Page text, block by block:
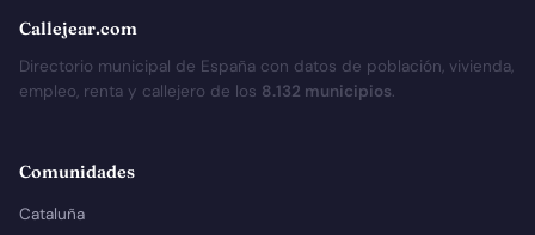
Callejear.com
Directorio municipal de España con datos de población, vivienda,
empleo, renta y callejero de los 8.132 municipios.
Comunidades
Cataluña